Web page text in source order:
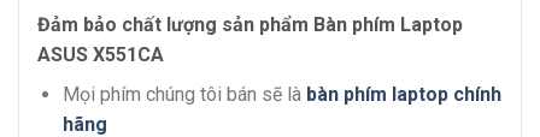
Đảm bảo chất lượng sản phẩm Bàn phím Laptop
ASUS X551CA
Mọi phím chúng tôi bán sẽ là bàn phím laptop chính
hãng